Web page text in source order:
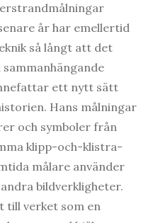
år har emellertid
så långt att det
ett nytt sätt
Hans målningar
och symboler från
klipp-och-klistra-
målare använder
bildverkligheter.
till verket som en